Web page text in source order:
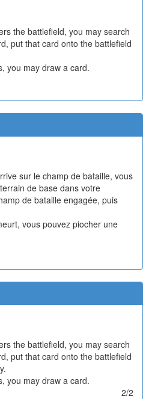
the battlefield, you may search
put that card onto the battlefield
you may draw a card.
sur le champ de bataille, vous
de base dans votre
de bataille engagée, puis
vous pouvez piocher une
the battlefield, you may search
put that card onto the battlefield
you may draw a card.
2/2